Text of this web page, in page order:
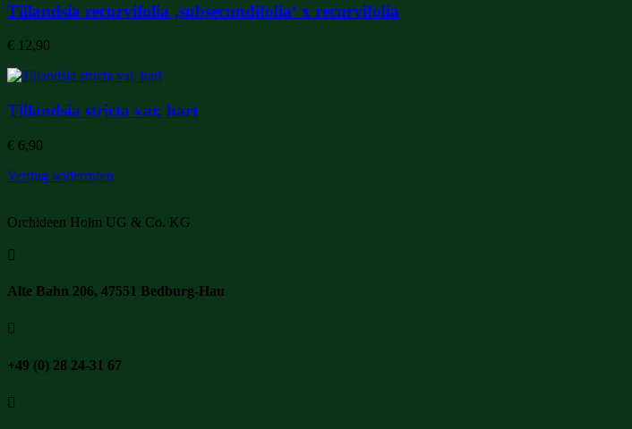
Tillandsia recurvifolia ‚subsecundifolia‘ x recurvifolia
€ 12,90
Tillandsia stricta var. hart
€ 6,90
Vertrag widerrufen
Orchideen Holm UG & Co. KG

Alte Bahn 206, 47551 Bedburg-Hau

+49 (0) 28 24-31 67
